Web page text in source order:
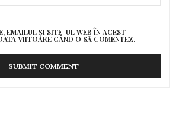
EMAILUL ȘI SITE-UL WEB ÎN ACEST
VIITOARE CÂND O SĂ COMENTEZ.